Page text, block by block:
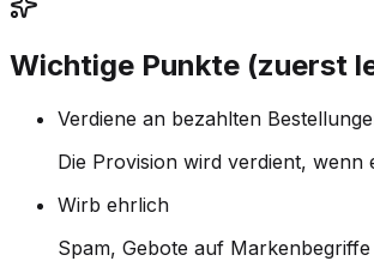
Wichtige Punkte (zuerst
Verdiene an bezahlten
Die Provision wird verdient, wenn
Wirb ehrlich
Spam, Gebote auf